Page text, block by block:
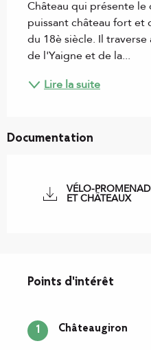
Château qui présente
puissant château fort et
du 18è siècle. Il traverse
de l'Yaigne et de la...
Lire la suite
Documentation
VÉLO-
ET CHÂTEAUX
Points d'intérêt
1 Châteaugiron